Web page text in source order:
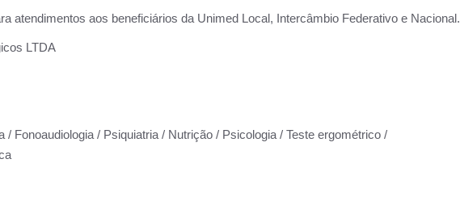
atendimentos aos beneficiários da Unimed Local, Intercâmbio Federativo e Nacional.
LTDA
/ Fonoaudiologia / Psiquiatria / Nutrição / Psicologia / Teste ergométrico /